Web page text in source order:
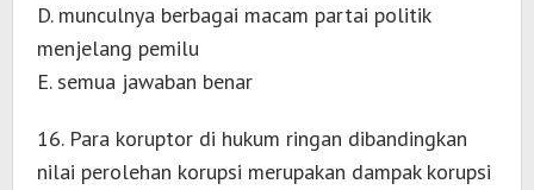
D. munculnya berbagai macam partai politik
menjelang pemilu
E. semua jawaban benar
16. Para koruptor di hukum ringan dibandingkan
nilai perolehan korupsi merupakan dampak korupsi